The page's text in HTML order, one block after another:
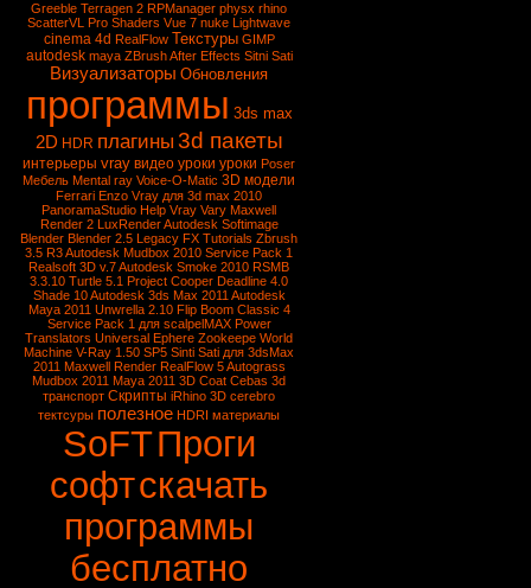
Greeble Terragen 2 RPManager physx rhino
ScatterVL Pro Shaders Vue 7 nuke Lightwave
cinema 4d RealFlow Текстуры GIMP
autodesk maya ZBrushAfter Effects Sitni Sati
Визуализаторы Обновления
программы 3ds max
2D HDR плагины 3d пакеты
интерьеры vray видео уроки уроки Poser
Мебель Mental ray Voice-O-Matic 3D модели
Ferrari Enzo Vray для 3d max 2010
PanoramaStudio Help Vray Vary Maxwell
Render 2 LuxRenderAutodesk Softimage
Blender Blender 2.5 Legacy FX Tutorials Zbrush
3.5 R3 Autodesk Mudbox 2010 Service Pack 1
Realsoft 3D v.7 Autodesk Smoke 2010 RSMB
3.3.10 Turtle 5.1 Project Cooper Deadline 4.0
Shade 10Autodesk 3ds Max 2011 Autodesk
Maya 2011 Unwrella 2.10 Flip Boom Classic 4
Service Pack 1 для scalpelMAX Power
Translators Universal Ephere Zookeepe World
Machine V-Ray 1.50 SP5 Sinti Sati для 3dsMax
2011 Maxwell Render RealFlow 5Autograss
Mudbox 2011 Maya 2011 3D Coat Cebas 3d
транспорт Скрипты iRhino 3D cerebro
тектсуры полезное HDRI материалы
SoFTПроги
софтскачать
программы
бесплатно